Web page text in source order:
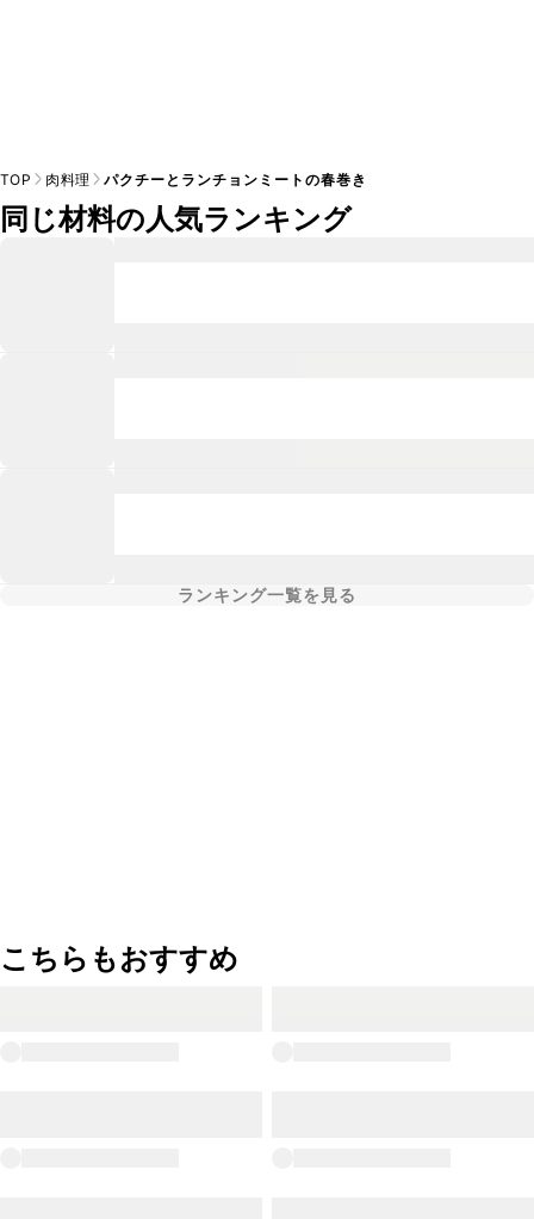
TOP 肉料理 パクチーとランチョンミートの春巻き
同じ材料の人気ランキング
ランキング一覧を見る
こちらもおすすめ